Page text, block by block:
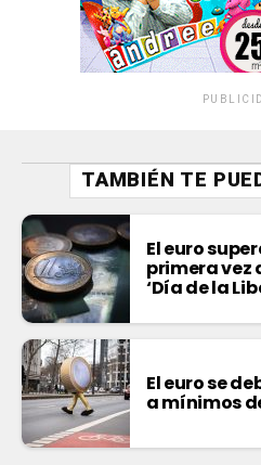
TAMBIÉN TE
El euro
primera vez
‘Día de la
El euro se
a mínimos